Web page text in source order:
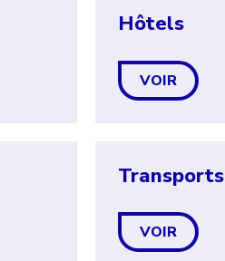
Hôtels
VOIR
Transports
VOIR